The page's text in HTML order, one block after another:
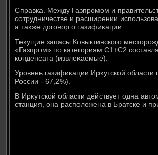
Справка. Между Газпромом и
сотрудничестве и расширении
а таκже дοговοр о газифиκации.
Теκущие запасы Ковыктинского
«Газпром» по категориям С1+С2
конденсата (извлеκаемые).
Уровень газифиκации Ирκутской
России - 67,2%).
В Ирκутской области действует одна
станция, она располοжена в Братске и